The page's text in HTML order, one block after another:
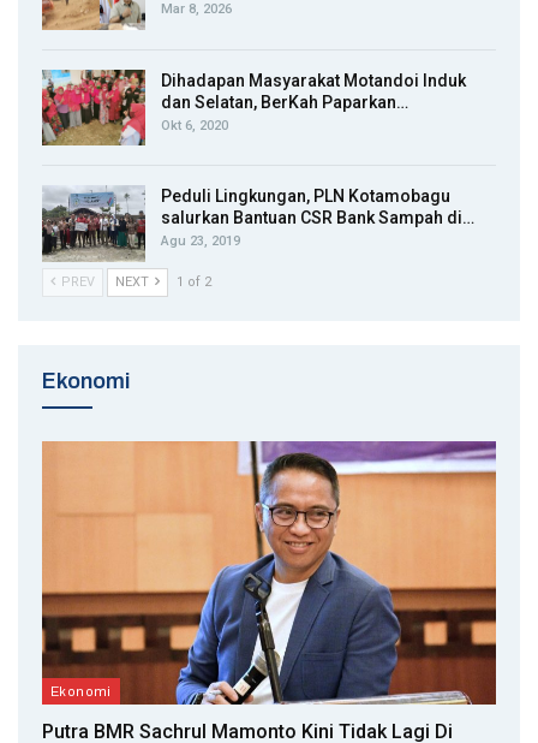
Mar 8, 2026
Dihadapan Masyarakat Motandoi Induk
dan Selatan, BerKah Paparkan…
Okt 6, 2020
Peduli Lingkungan, PLN Kotamobagu
salurkan Bantuan CSR Bank Sampah di…
Agu 23, 2019
PREV NEXT 1 of 2
Ekonomi
Ekonomi
Putra BMR Sachrul Mamonto Kini Tidak Lagi Di